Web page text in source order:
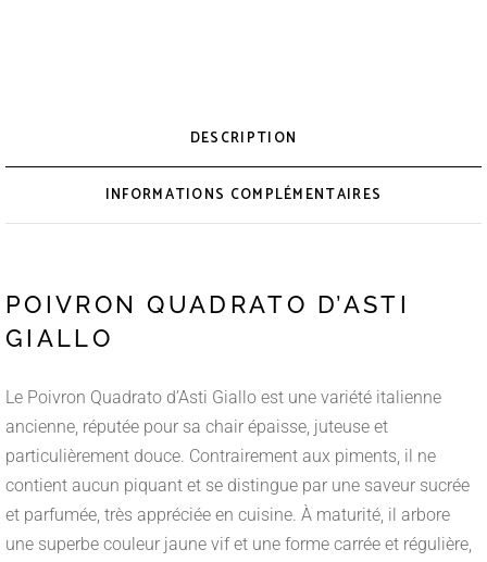
DESCRIPTION
INFORMATIONS COMPLÉMENTAIRES
POIVRON QUADRATO D’ASTI
GIALLO
Le Poivron Quadrato d’Asti Giallo est une variété italienne
ancienne, réputée pour sa chair épaisse, juteuse et
particulièrement douce. Contrairement aux piments, il ne
contient aucun piquant et se distingue par une saveur sucrée
et parfumée, très appréciée en cuisine. À maturité, il arbore
une superbe couleur jaune vif et une forme carrée et régulière,